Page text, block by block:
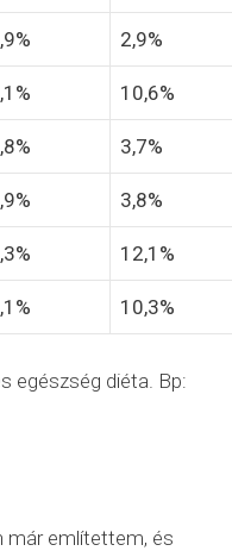
2,9%
10,6%
3,7%
3,8%
12,1%
10,3%
egészség diéta. Bp:
már említettem, és